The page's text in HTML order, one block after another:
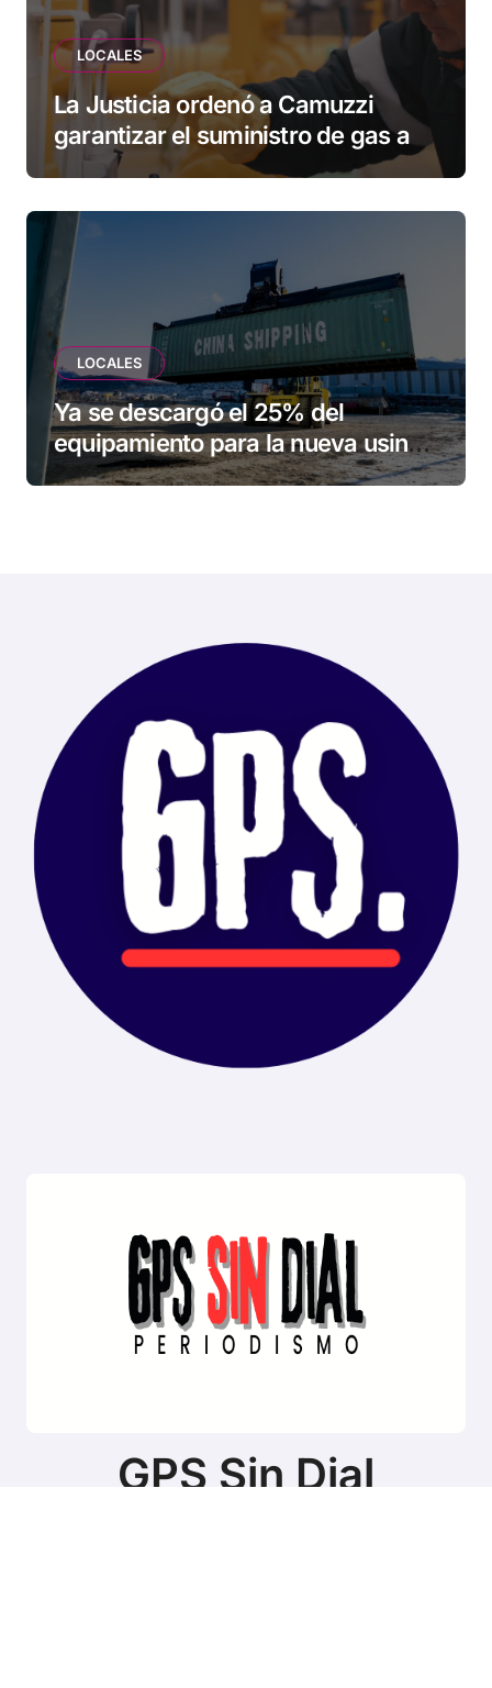
LOCALES
La Justicia ordenó a Camuzzi
garantizar el suministro de gas a
una familia de Tolhuin
LOCALES
Ya se descargó el 25% del
equipamiento para la nueva usina
de Ushuaia
GPS Sin Dial